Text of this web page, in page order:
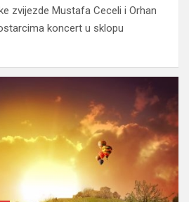
zvijezde Mustafa Ceceli i Orhan
koncert u sklopu